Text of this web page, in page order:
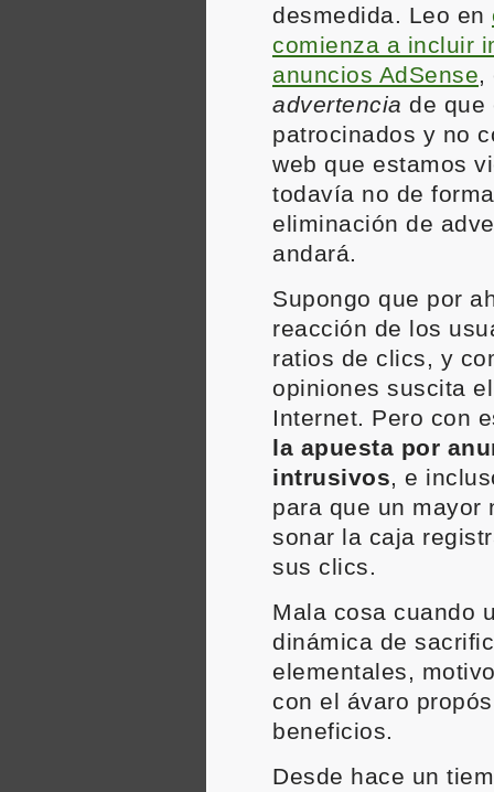
desmedida. Leo en
comienza a incluir
anuncios AdSense,
advertencia de que
patrocinados y no
web que estamos
todavía no de
eliminación de
andará.
Supongo que por
reacción de los
ratios de clics, y
opiniones suscita
Internet. Pero con
la apuesta por
intrusivos, e
para que un mayor
sonar la caja
sus clics.
Mala cosa cuando
dinámica de
elementales,
con el ávaro
beneficios.
Desde hace un